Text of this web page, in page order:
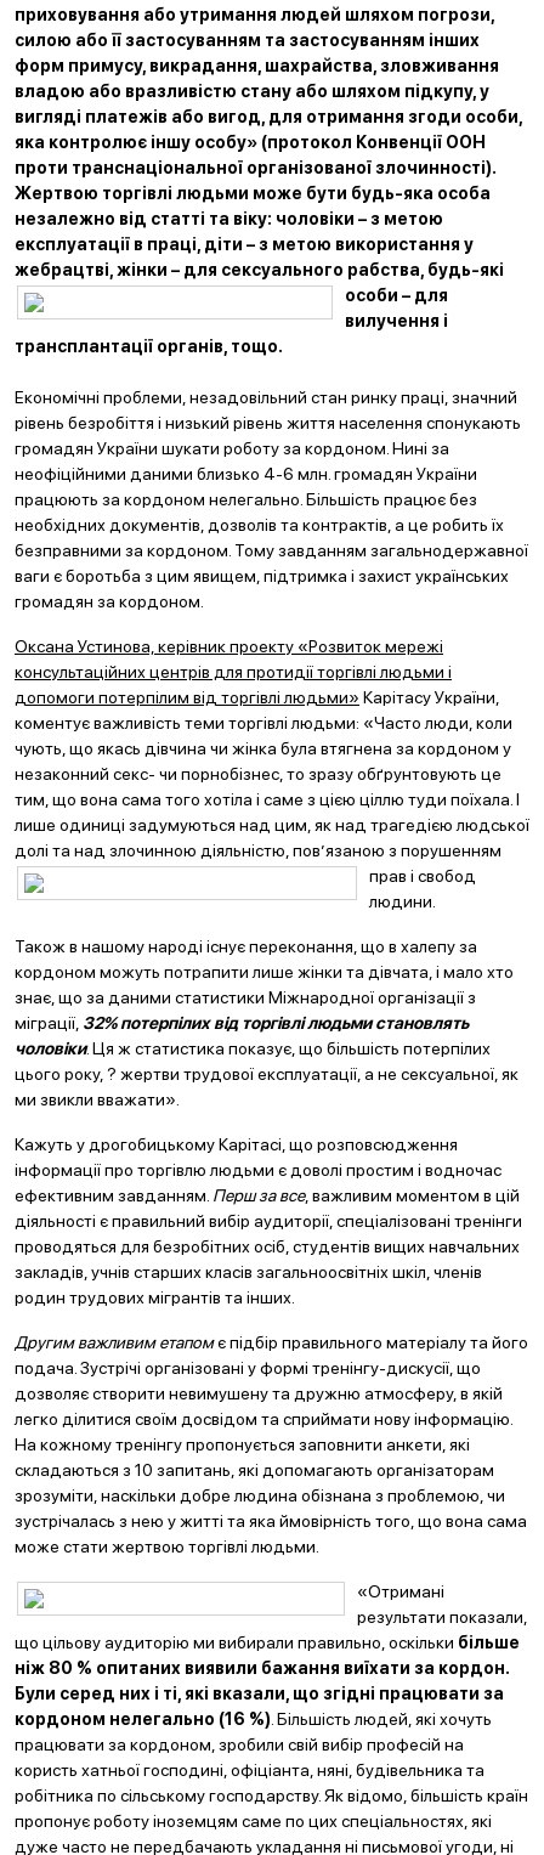
приховування або утримання людей шляхом погрози,
силою або її застосуванням та застосуванням інших
форм примусу, викрадання, шахрайства, зловживання
владою або вразливістю стану або шляхом підкупу, у
вигляді платежів або вигод, для отримання згоди особи,
яка контролює іншу особу» (протокол Конвенції ООН
проти транснаціональної організованої злочинності).
Жертвою торгівлі людьми може бути будь-яка особа
незалежно від статті та віку: чоловіки – з метою
експлуатації в праці, діти – з метою використання у
жебрацтві, жінки – для сексуального рабства, будь-які
особи – для
вилучення і
трансплантації органів, тощо.
Економічні проблеми, незадовільний стан ринку праці, значний
рівень безробіття і низький рівень життя населення спонукають
громадян України шукати роботу за кордоном. Нині за
неофіційними даними близько 4-6 млн. громадян України
працюють за кордоном нелегально. Більшість працює без
необхідних документів, дозволів та контрактів, а це робить їх
безправними за кордоном. Тому завданням загальнодержавної
ваги є боротьба з цим явищем, підтримка і захист українських
громадян за кордоном.
Оксана Устинова, керівник проекту «Розвиток мережі
консультаційних центрів для протидії торгівлі людьми і
допомоги потерпілим від торгівлі людьми» Карітасу України,
коментує важливість теми торгівлі людьми: «Часто люди, коли
чують, що якась дівчина чи жінка була втягнена за кордоном у
незаконний секс- чи порнобізнес, то зразу обґрунтовують це
тим, що вона сама того хотіла і саме з цією ціллю туди поїхала. І
лише одиниці задумуються над цим, як над трагедією людської
долі та над злочинною діяльністю, пов’язаною з порушенням
прав і свобод
людини.
Також в нашому народі існує переконання, що в халепу за
кордоном можуть потрапити лише жінки та дівчата, і мало хто
знає, що за даними статистики Міжнародної організації з
міграції, 32% потерпілих від торгівлі людьми становлять
чоловіки. Ця ж статистика показує, що більшість потерпілих
цього року, ? жертви трудової експлуатації, а не сексуальної, як
ми звикли вважати».
Кажуть у дрогобицькому Карітасі, що розповсюдження
інформації про торгівлю людьми є доволі простим і водночас
ефективним завданням. Перш за все, важливим моментом в цій
діяльності є правильний вибір аудиторії, спеціалізовані тренінги
проводяться для безробітних осіб, студентів вищих навчальних
закладів, учнів старших класів загальноосвітніх шкіл, членів
родин трудових мігрантів та інших.
Другим важливим етапомє підбір правильного матеріалу та його
подача. Зустрічі організовані у формі тренінгу-дискусії, що
дозволяє створити невимушену та дружню атмосферу, в якій
легко ділитися своїм досвідом та сприймати нову інформацію.
На кожному тренінгу пропонується заповнити анкети, які
складаються з 10 запитань, які допомагають організаторам
зрозуміти, наскільки добре людина обізнана з проблемою, чи
зустрічалась з нею у житті та яка ймовірність того, що вона сама
може стати жертвою торгівлі людьми.
«Отримані
результати показали,
що цільову аудиторію ми вибирали правильно, оскільки більше
ніж 80 % опитаних виявили бажання виїхати за кордон.
Були серед них і ті, які вказали, що згідні працювати за
кордоном нелегально (16 %) . Більшість людей, які хочуть
працювати за кордоном, зробили свій вибір професій на
користь хатньої господині, офіціанта, няні, будівельника та
робітника по сільському господарству. Як відомо, більшість країн
пропонує роботу іноземцям саме по цих спеціальностях, які
дуже часто не передбачають укладання ні письмової угоди, ні